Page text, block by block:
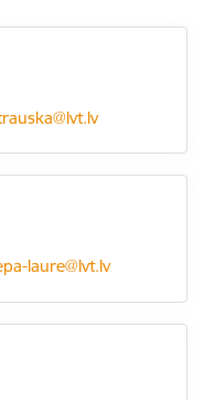
laure@lvt.lv